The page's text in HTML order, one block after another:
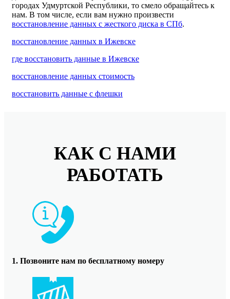
городах Удмуртской Республики, то смело обращайтесь к
нам. В том числе, если вам нужно произвести
восстановление данных с жесткого диска в СПб.
восстановление данных в Ижевске
где восстановить данные в Ижевске
восстановление данных стоимость
восстановить данные с флешки
КАК С НАМИ
РАБОТАТЬ
1. Позвоните нам по бесплатному номеру